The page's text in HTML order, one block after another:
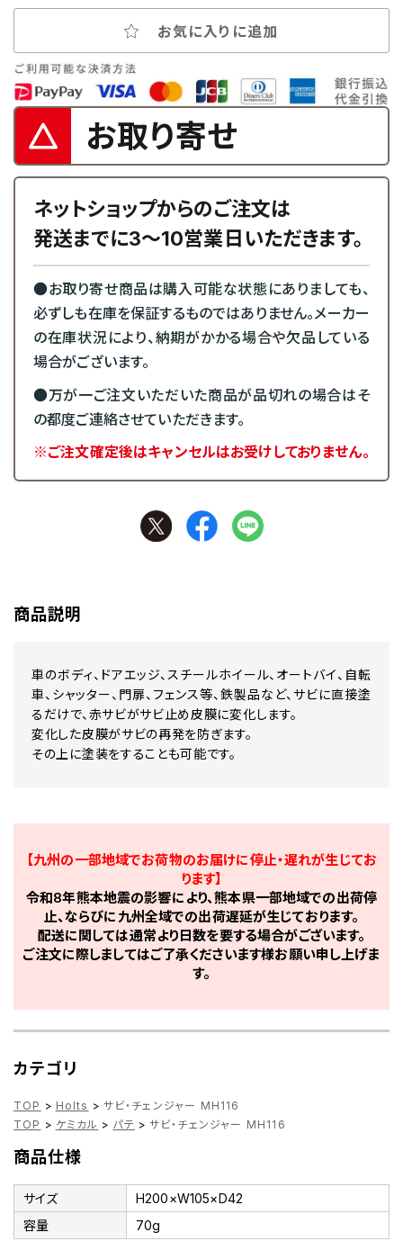
お気に入りに追加
お取り寄せ
ネットショップからのご注文は
発送までに3～10営業日いただきます。
●お取り寄せ商品は購入可能な状態にありましても、
必ずしも在庫を保証するものではありません。メーカー
の在庫状況により、納期がかかる場合や欠品している
場合がございます。
●万が一ご注文いただいた商品が品切れの場合はそ
の都度ご連絡させていただきます。
※ご注文確定後はキャンセルはお受けしておりません。
商品説明
車のボディ、ドアエッジ、スチールホイール、オートバイ、自転
車、シャッター、門扉、フェンス等、鉄製品など、サビに直接塗
るだけで、赤サビがサビ止め皮膜に変化します。
変化した皮膜がサビの再発を防ぎます。
その上に塗装をすることも可能です。
【九州の一部地域でお荷物のお届けに停止・遅れが生じてお
ります】
令和8年熊本地震の影響により、熊本県一部地域での出荷停
止、ならびに九州全域での出荷遅延が生じております。
配送に関しては通常より日数を要する場合がございます。
ご注文に際しましてはご了承くださいます様お願い申し上げま
す。
カテゴリ
TOP > Holts > サビ・チェンジャー MH116
TOP > ケミカル > パテ > サビ・チェンジャー MH116
商品仕様
サイズ
H200×W105×D42
容量
70g